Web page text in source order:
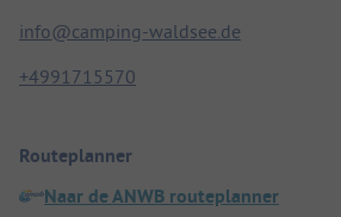
info@camping-waldsee.de
+4991715570
Routeplanner
Naar de ANWB routeplanner